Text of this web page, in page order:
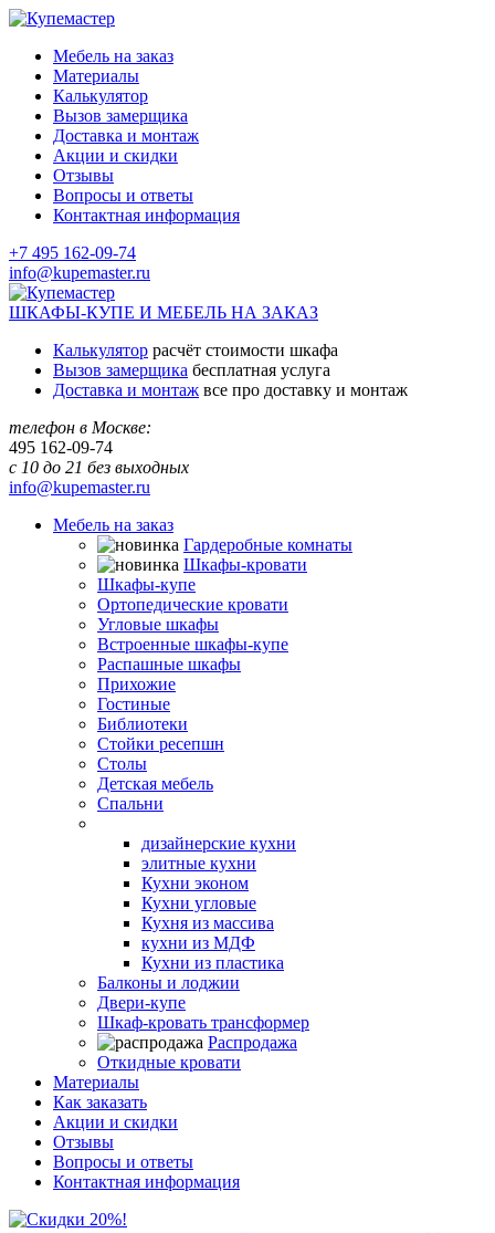
Мебель на заказ
Материалы
Калькулятор
Вызов замерщика
Доставка и монтаж
Акции и скидки
Отзывы
Вопросы и ответы
Контактная информация
+7 495 162-09-74
info@kupemaster.ru
ШКАФЫ-КУПЕ И МЕБЕЛЬ НА ЗАКАЗ
Калькулятор расчёт стоимости шкафа
Вызов замерщика бесплатная услуга
Доставка и монтаж все про доставку и монтаж
телефон в Москве:
495 162-09-74
с 10 до 21 без выходных
info@kupemaster.ru
Мебель на заказ
Гардеробные комнаты
Шкафы-кровати
Шкафы-купе
Ортопедические кровати
Угловые шкафы
Встроенные шкафы-купе
Распашные шкафы
Прихожие
Гостиные
Библиотеки
Стойки ресепшн
Столы
Детская мебель
Спальни
дизайнерские кухни
элитные кухни
Кухни эконом
Кухни угловые
Кухня из массива
кухни из МДФ
Кухни из пластика
Балконы и лоджии
Двери-купе
Шкаф-кровать трансформер
Распродажа
Откидные кровати
Материалы
Как заказать
Акции и скидки
Отзывы
Вопросы и ответы
Контактная информация